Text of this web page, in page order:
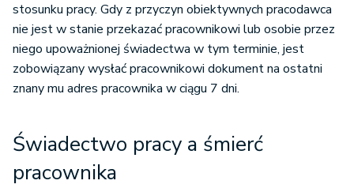
stosunku pracy. Gdy z przyczyn obiektywnych pracodawca
nie jest w stanie przekazać pracownikowi lub osobie przez
niego upoważnionej świadectwa w tym terminie, jest
zobowiązany wysłać pracownikowi dokument na ostatni
znany mu adres pracownika w ciągu 7 dni.
Świadectwo pracy a śmierć
pracownika